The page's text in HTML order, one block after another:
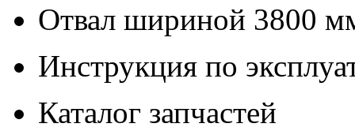
Отвал шириной 3800
Инструкция по
Каталог запчастей